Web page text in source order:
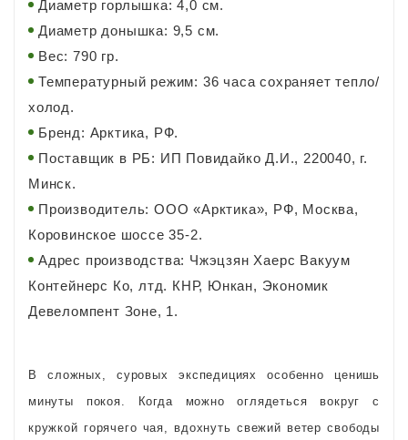
Диаметр горлышка: 4,0 см.
Диаметр донышка: 9,5 см.
Вес: 790 гр.
Температурный режим: 36 часа сохраняет тепло/
холод.
Бренд: Арктика, РФ.
Поставщик в РБ: ИП Повидайко Д.И., 220040, г.
Минск.
Производитель: ООО «Арктика», РФ, Москва,
Коровинское шоссе 35-2.
Адрес производства: Чжэцзян Хаерс Вакуум
Контейнерс Ко, лтд. КНР, Юнкан, Экономик
Девеломпент Зоне, 1.
В сложных, суровых экспедициях особенно ценишь
минуты покоя. Когда можно оглядеться вокруг с
кружкой горячего чая, вдохнуть свежий ветер свободы